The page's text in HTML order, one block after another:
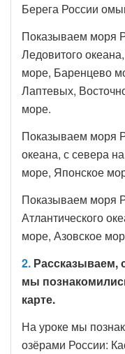
Берега России
Показываем моря
Ледовитого
море, Баренцево
Лаптевых,
море.
Показываем моря
океана, с севера
море, Японское
Показываем моря
Атлантического
море, Азовское
2. Рассказываем,
мы
карте.
На уроке мы
озёрами России: